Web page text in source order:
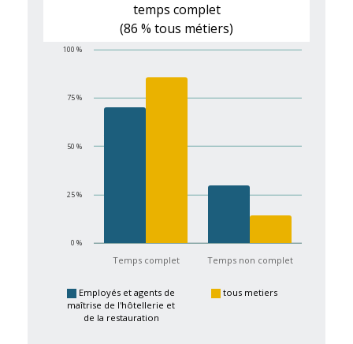
temps complet
(86 % tous métiers)
Temps complet Temps non complet
0 %
25 %
50 %
75 %
100 %
Employés et agents de
maîtrise de l'hôtellerie et
de la restauration
tous metiers